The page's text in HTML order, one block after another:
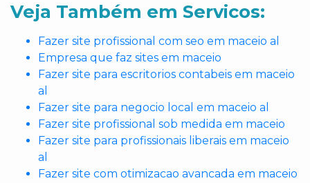
Veja Também em Servicos:
Fazer site profissional com seo em maceio al
Empresa que faz sites em maceio
Fazer site para escritorios contabeis em maceio
al
Fazer site para negocio local em maceio al
Fazer site profissional sob medida em maceio
Fazer site para profissionais liberais em maceio
al
Fazer site com otimizacao avancada em maceio